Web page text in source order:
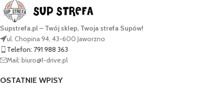
Supstrefa.pl – Twój sklep, Twoja strefa Supów!
ul. Chopina 94, 43-600 Jaworzno
Telefon: 791 988 363
Mail: biuro@1-drive.pl
OSTATNIE WPISY